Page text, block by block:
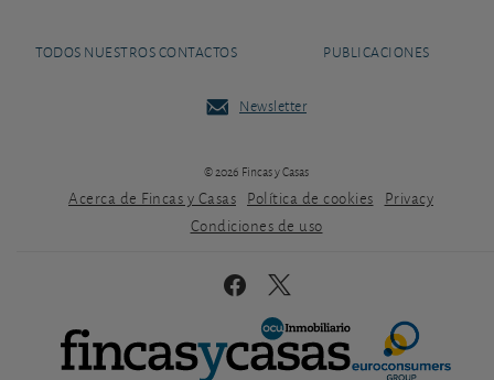
TODOS NUESTROS CONTACTOS PUBLICACIONES
Newsletter
© 2026 Fincas y Casas
Acerca de Fincas y Casas Política de cookies
Privacy
Condiciones de uso